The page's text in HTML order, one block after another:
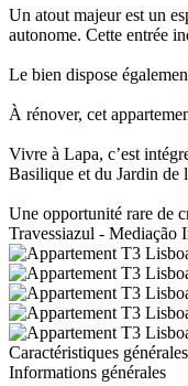
Un atout majeur est un
autonome. Cette entrée
Le bien dispose
À rénover, cet
Vivre à Lapa, c’est
Basilique et du Jardin de
Une opportunité rare de
Travessiazul -
Caractéristiques générales
Informations générales